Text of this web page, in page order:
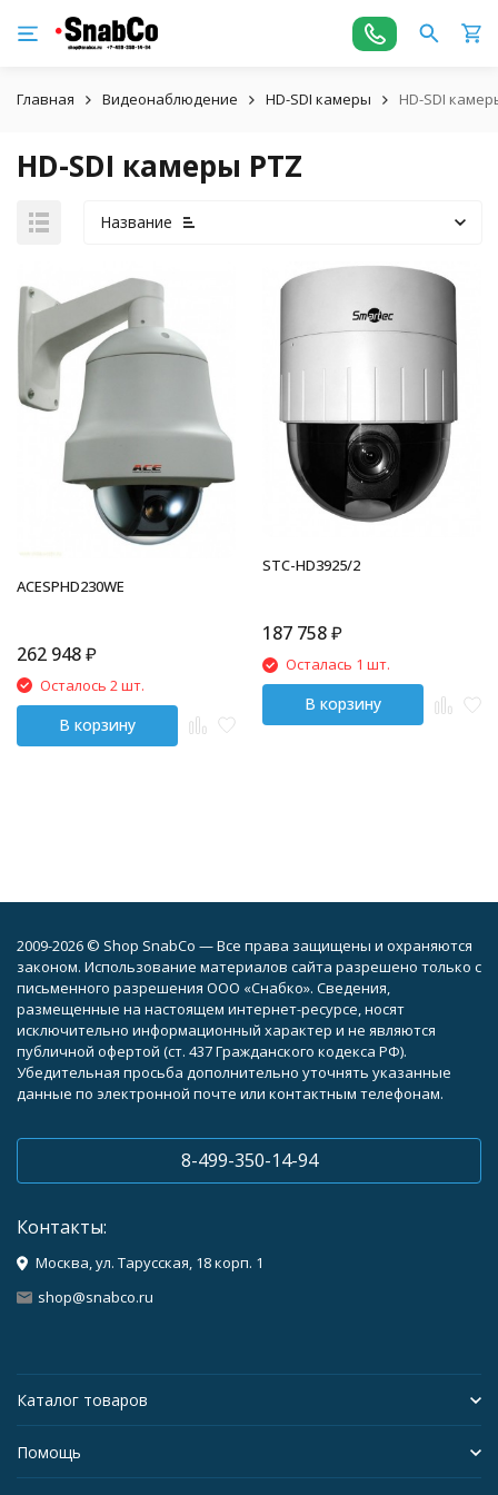
Главная Видеонаблюдение HD-SDI камеры HD-SDI
HD-SDI камеры PTZ
Название
ACESPHD230WE
262 948₽
Осталось 2 шт.
В корзину
STC-HD3925/2
187 758₽
Осталась 1 шт.
В корзину
2009-2026 © Shop SnabCo — Все права защищены и охраняются
законом. Использование материалов сайта разрешено только с
письменного разрешения ООО «Снабко». Сведения,
размещенные на настоящем интернет-ресурсе, носят
исключительно информационный характер и не являются
публичной офертой (ст. 437 Гражданского кодекса РФ).
Убедительная просьба дополнительно уточнять указанные
данные по электронной почте или контактным телефонам.
8-499-350-14-94
Контакты:
Москва, ул. Тарусская, 18 корп. 1
shop@snabco.ru
Каталог товаров
Помощь